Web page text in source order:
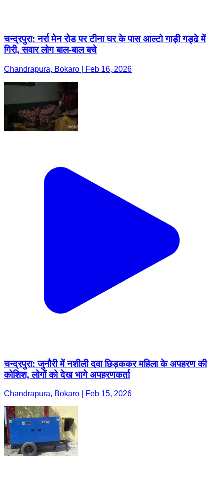
चन्द्रपुरा: नर्रा मेन रोड पर टीना घर के पास आल्टो गाड़ी गड्ढे में
गिरी, सवार लोग बाल-बाल बचे
Chandrapura, Bokaro | Feb 16, 2026
चन्द्रपुरा: जुनौरी में नशीली दवा छिड़ककर महिला के अपहरण की
कोशिश, लोगों को देख भागे अपहरणकर्ता
Chandrapura, Bokaro | Feb 15, 2026